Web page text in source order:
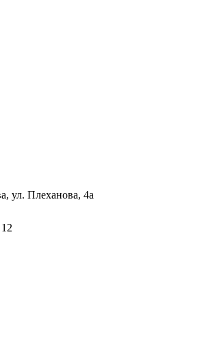
ул. Плеханова, 4а